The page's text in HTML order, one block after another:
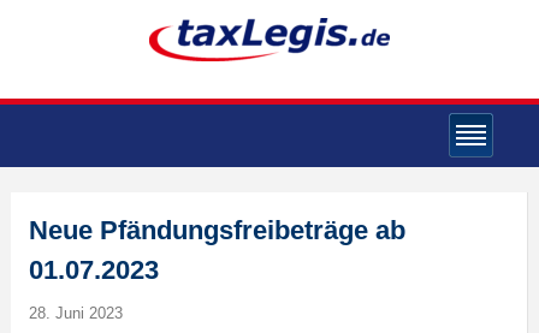
Neue Pfändungsfreibeträge ab
01.07.2023
28. Juni 2023